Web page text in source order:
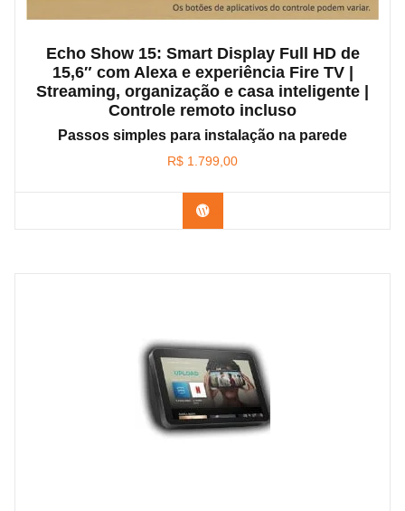
Echo Show 15: Smart Display Full HD de
15,6″ com Alexa e experiência Fire TV |
Streaming, organização e casa inteligente |
Controle remoto incluso
Passos simples para instalação na parede
R$ 1.799,00
Confira na Amazon